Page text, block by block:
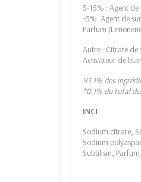
5-15% : Agent
<5%: Agent de
Parfum
Autre : Citrate
Activateur de
93,1% des
*0,1% du total
INCI
Sodium citrate,
Sodium
Subtilisin,